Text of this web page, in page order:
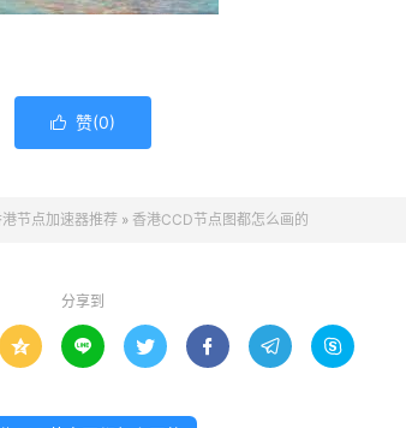
 赞(0)
港节点加速器推荐 » 香港CCD节点图都怎么画的
分享到
     